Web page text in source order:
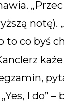
notę).
co byś
I do” –